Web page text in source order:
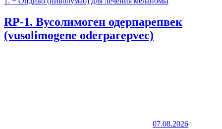
RP-1. Вусолимоген одерпарепвек
(vusolimogene oderparepvec)
07.08.2026